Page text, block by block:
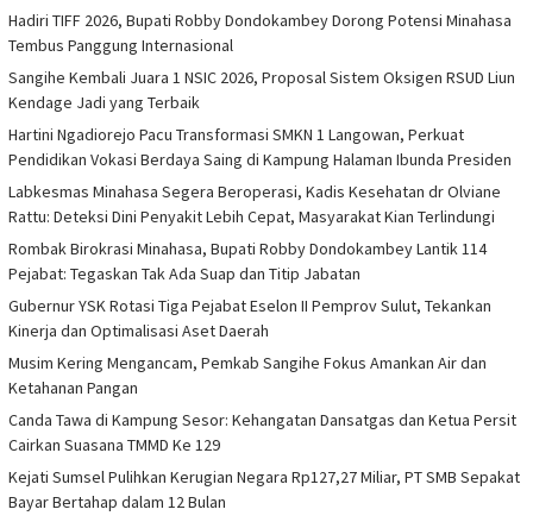
Hadiri TIFF 2026, Bupati Robby Dondokambey Dorong Potensi Minahasa
Tembus Panggung Internasional
Sangihe Kembali Juara 1 NSIC 2026, Proposal Sistem Oksigen RSUD Liun
Kendage Jadi yang Terbaik
Hartini Ngadiorejo Pacu Transformasi SMKN 1 Langowan, Perkuat
Pendidikan Vokasi Berdaya Saing di Kampung Halaman Ibunda Presiden
Labkesmas Minahasa Segera Beroperasi, Kadis Kesehatan dr Olviane
Rattu: Deteksi Dini Penyakit Lebih Cepat, Masyarakat Kian Terlindungi
Rombak Birokrasi Minahasa, Bupati Robby Dondokambey Lantik 114
Pejabat: Tegaskan Tak Ada Suap dan Titip Jabatan
Gubernur YSK Rotasi Tiga Pejabat Eselon II Pemprov Sulut, Tekankan
Kinerja dan Optimalisasi Aset Daerah
Musim Kering Mengancam, Pemkab Sangihe Fokus Amankan Air dan
Ketahanan Pangan
Canda Tawa di Kampung Sesor: Kehangatan Dansatgas dan Ketua Persit
Cairkan Suasana TMMD Ke 129
Kejati Sumsel Pulihkan Kerugian Negara Rp127,27 Miliar, PT SMB Sepakat
Bayar Bertahap dalam 12 Bulan